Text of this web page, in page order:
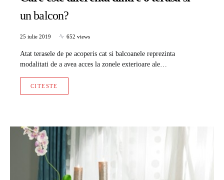
un balcon?
25 iulie 2019 652 views
Atat terasele de pe acoperis cat si balcoanele reprezinta
modalitati de a avea acces la zonele exterioare ale…
CITESTE